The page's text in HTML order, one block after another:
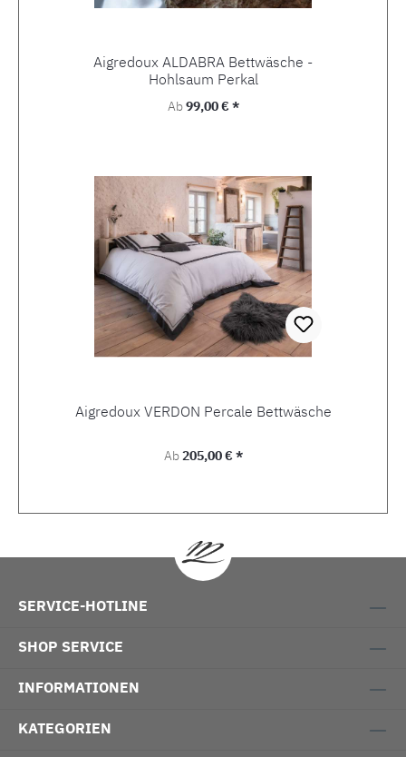
Aigredoux ALDABRA Bettwäsche -
Hohlsaum Perkal
Regulärer Preis:
Ab99,00 € *
Aigredoux VERDON Percale Bettwäsche
Regulärer Preis:
Ab205,00 € *
SERVICE-HOTLINE
SHOP SERVICE
INFORMATIONEN
KATEGORIEN